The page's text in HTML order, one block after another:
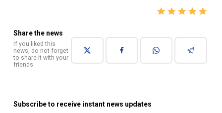
Share the news
If you liked this
news, do not forget
to share it with your
friends
Subscribe to receive instant news updates